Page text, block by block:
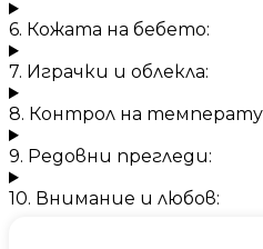
6. Кожата на бебето:
7. Играчки и облекла:
8. Контрол на
9. Редовни прегледи:
10. Внимание и любов: